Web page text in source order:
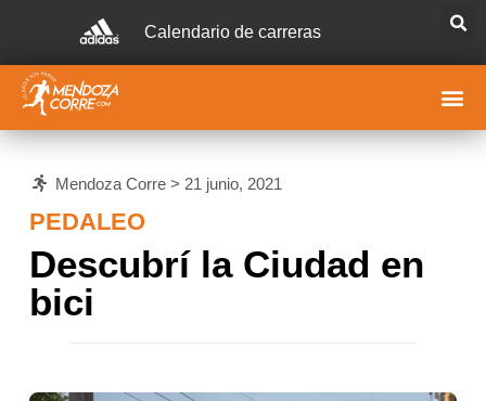
Calendario de carreras
Mendoza Corre > 21 junio, 2021
PEDALEO
Descubrí la Ciudad en
bici